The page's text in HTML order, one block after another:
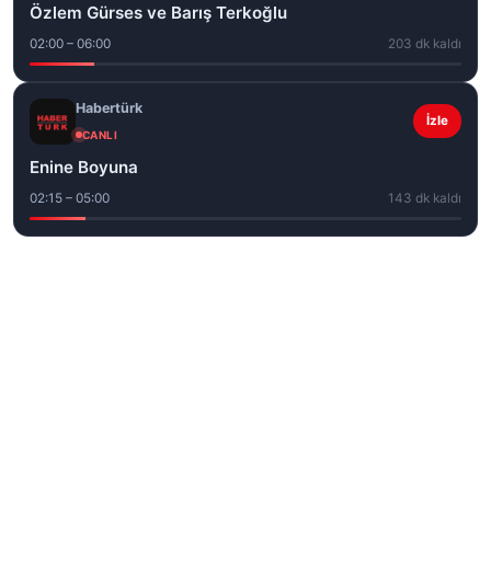
Özlem Gürses ve Barış Terkoğlu
02:00 – 06:00 203 dk kaldı
Habertürk
CANLI
İzle
Enine Boyuna
02:15 – 05:00 143 dk kaldı